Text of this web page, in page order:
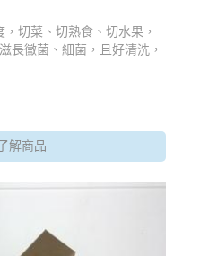
切菜、切熟食、切水果，
長黴菌、細菌，且好清洗，
剁.怕尖銳的物品
了解商品